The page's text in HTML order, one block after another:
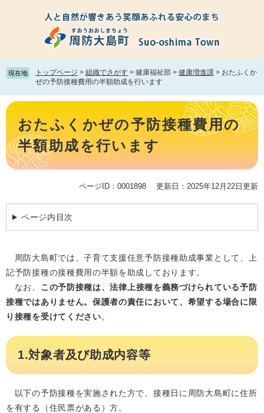
頭
で
飛
ば
て
現在地 トップページ > 組織でさがす > 健康福祉部 > 健康増進課 > おたふくか
ぜの予防接種費用の半額助成を行います
本
おたふくかぜの予防接種費用の
半額助成を行います
ページID：0001898 更新日：2025年12月22日更新
ページ内目次
周防大島町では、子育て支援任意予防接種助成事業として、上
記予防接種の接種費用の半額を助成しております。
なお、 この予防接種は、法律上接種を義務づけられている予防
接種ではありません。保護者の責任において、希望する場合に限
り接種を受けてください。
1.対象者及び助成内容等
以下の予防接種を実施された方で、接種日に周防大島町に住所
を有する（住民票がある）方。